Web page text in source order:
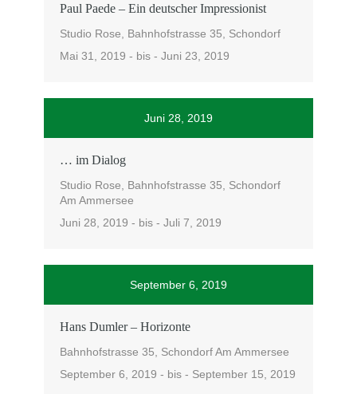
Paul Paede – Ein deutscher Impressionist
Studio Rose, Bahnhofstrasse 35, Schondorf
Mai 31, 2019 - bis - Juni 23, 2019
Juni 28, 2019
… im Dialog
Studio Rose, Bahnhofstrasse 35, Schondorf
Am Ammersee
Juni 28, 2019 - bis - Juli 7, 2019
September 6, 2019
Hans Dumler – Horizonte
Bahnhofstrasse 35, Schondorf Am Ammersee
September 6, 2019 - bis - September 15, 2019